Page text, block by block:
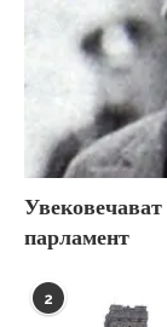
парламент
2